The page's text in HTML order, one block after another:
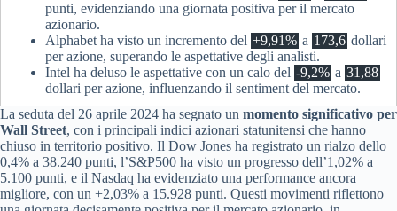
punti, evidenziando una giornata positiva per il mercato
azionario.
Alphabet ha visto un incremento del +9,91% a 173,6 dollari
per azione, superando le aspettative degli analisti.
Intel ha deluso le aspettative con un calo del -9,2% a 31,88
dollari per azione, influenzando il sentiment del mercato.
La seduta del 26 aprile 2024 ha segnato un momento significativo per
Wall Street, con i principali indici azionari statunitensi che hanno
chiuso in territorio positivo. Il Dow Jones ha registrato un rialzo dello
0,4% a 38.240 punti, l’S&P500 ha visto un progresso dell’1,02% a
5.100 punti, e il Nasdaq ha evidenziato una performance ancora
migliore, con un +2,03% a 15.928 punti. Questi movimenti riflettono